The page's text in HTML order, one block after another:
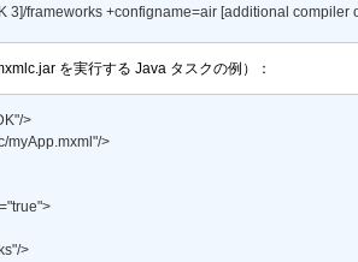
3]/frameworks +configname=air [additional compiler
を実行する Java タスクの例）：
>
myApp.mxml"/>
>